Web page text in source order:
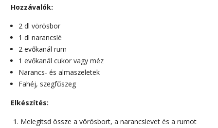
Hozzávalók:
2 dl vörösbor
1 dl narancslé
2 evőkanál rum
1 evőkanál cukor vagy méz
Narancs- és almaszeletek
Fahéj, szegfűszeg
Elkészítés:
Melegítsd össze a vörösbort, a narancslevet és a rumot